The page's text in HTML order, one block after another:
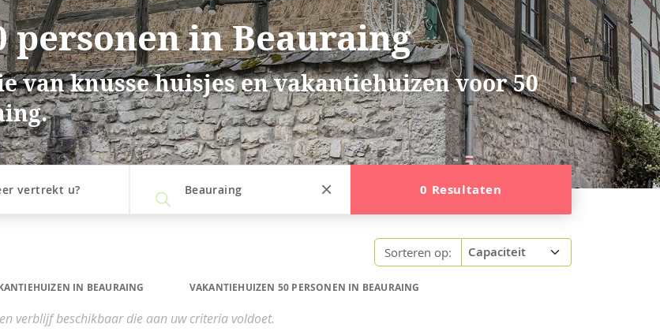
personen in Beauraing
van knusse huisjes en vakantiehuizen voor 50
vertrekt u? Beauraing 0 Resultaten
Sorteren op:
IN BEAURAING VAKANTIEHUIZEN 50 PERSONEN IN BEAURAING
verblijf beschikbaar die aan uw criteria voldoet.